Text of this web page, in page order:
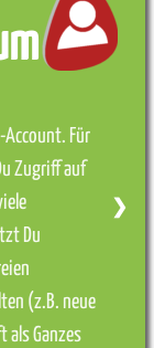
Account. Für
Zugriff auf
Du
(z.B. neue
als Ganzes
❯